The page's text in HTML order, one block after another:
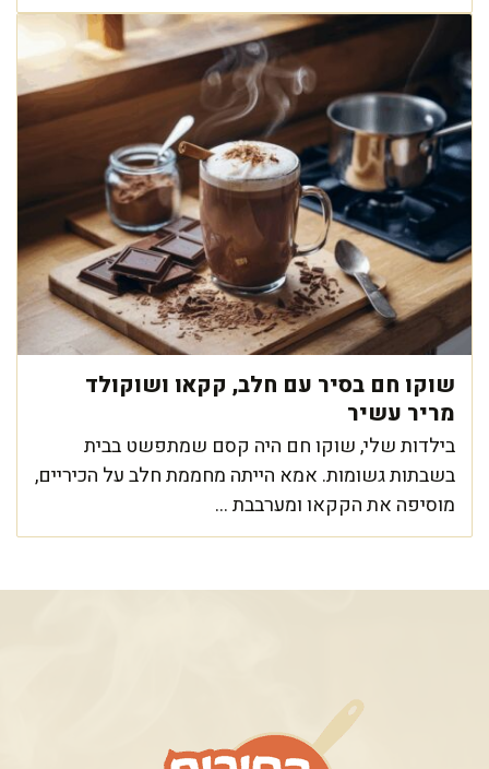
שוקו חם בסיר עם חלב, קקאו ושוקולד
מריר עשיר
בילדות שלי, שוקו חם היה קסם שמתפשט בבית
בשבתות גשומות. אמא הייתה מחממת חלב על הכיריים,
מוסיפה את הקקאו ומערבבת ...